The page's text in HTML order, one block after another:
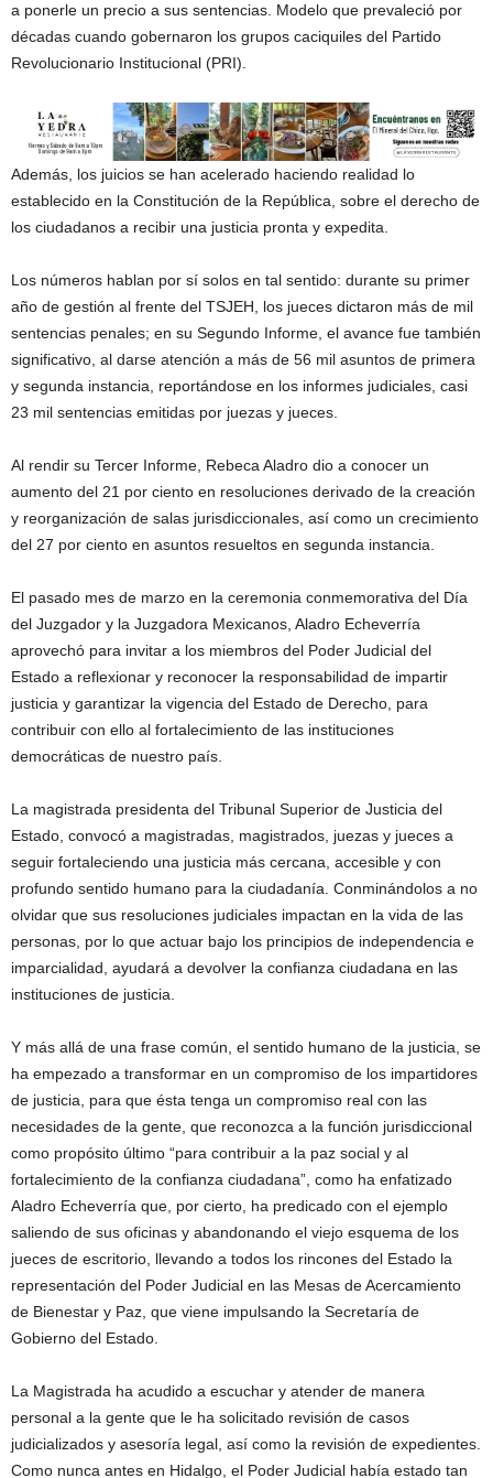
a ponerle un precio a sus sentencias. Modelo que prevaleció por
décadas cuando gobernaron los grupos caciquiles del Partido
Revolucionario Institucional (PRI).
Además, los juicios se han acelerado haciendo realidad lo
establecido en la Constitución de la República, sobre el derecho de
los ciudadanos a recibir una justicia pronta y expedita.
Los números hablan por sí solos en tal sentido: durante su primer
año de gestión al frente del TSJEH, los jueces dictaron más de mil
sentencias penales; en su Segundo Informe, el avance fue también
significativo, al darse atención a más de 56 mil asuntos de primera
y segunda instancia, reportándose en los informes judiciales, casi
23 mil sentencias emitidas por juezas y jueces.
Al rendir su Tercer Informe, Rebeca Aladro dio a conocer un
aumento del 21 por ciento en resoluciones derivado de la creación
y reorganización de salas jurisdiccionales, así como un crecimiento
del 27 por ciento en asuntos resueltos en segunda instancia.
El pasado mes de marzo en la ceremonia conmemorativa del Día
del Juzgador y la Juzgadora Mexicanos, Aladro Echeverría
aprovechó para invitar a los miembros del Poder Judicial del
Estado a reflexionar y reconocer la responsabilidad de impartir
justicia y garantizar la vigencia del Estado de Derecho, para
contribuir con ello al fortalecimiento de las instituciones
democráticas de nuestro país.
La magistrada presidenta del Tribunal Superior de Justicia del
Estado, convocó a magistradas, magistrados, juezas y jueces a
seguir fortaleciendo una justicia más cercana, accesible y con
profundo sentido humano para la ciudadanía. Conminándolos a no
olvidar que sus resoluciones judiciales impactan en la vida de las
personas, por lo que actuar bajo los principios de independencia e
imparcialidad, ayudará a devolver la confianza ciudadana en las
instituciones de justicia.
Y más allá de una frase común, el sentido humano de la justicia, se
ha empezado a transformar en un compromiso de los impartidores
de justicia, para que ésta tenga un compromiso real con las
necesidades de la gente, que reconozca a la función jurisdiccional
como propósito último “para contribuir a la paz social y al
fortalecimiento de la confianza ciudadana”, como ha enfatizado
Aladro Echeverría que, por cierto, ha predicado con el ejemplo
saliendo de sus oficinas y abandonando el viejo esquema de los
jueces de escritorio, llevando a todos los rincones del Estado la
representación del Poder Judicial en las Mesas de Acercamiento
de Bienestar y Paz, que viene impulsando la Secretaría de
Gobierno del Estado.
La Magistrada ha acudido a escuchar y atender de manera
personal a la gente que le ha solicitado revisión de casos
judicializados y asesoría legal, así como la revisión de expedientes.
Como nunca antes en Hidalgo, el Poder Judicial había estado tan